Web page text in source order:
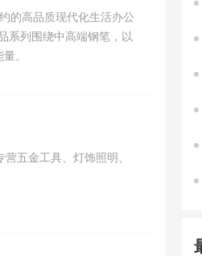
的高品质现代化生活办公
系列围绕中高端钢笔，以
。
五金工具、灯饰照明、